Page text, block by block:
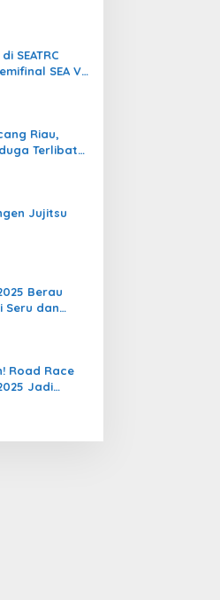
SEATRC
SEA V
Riau,
Terlibat
Jujitsu
Berau
Seru dan
Road Race
Jadi
Permanen